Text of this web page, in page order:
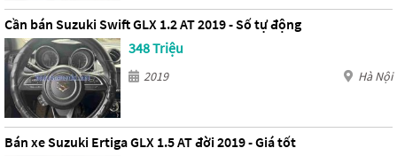
Cần bán Suzuki Swift GLX 1.2 AT 2019 - Số tự động
348 Triệu
2019 Hà Nội
Bán xe Suzuki Ertiga GLX 1.5 AT đời 2019 - Giá tốt